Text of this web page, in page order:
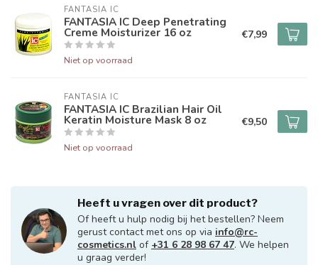
FANTASIA IC
FANTASIA IC Deep Penetrating
Creme Moisturizer 16 oz
Niet op voorraad
€7,99
FANTASIA IC
FANTASIA IC Brazilian Hair Oil
Keratin Moisture Mask 8 oz
Niet op voorraad
€9,50
Heeft u vragen over dit product?
Of heeft u hulp nodig bij het bestellen? Neem
gerust contact met ons op via info@rc-
cosmetics.nl of +31 6 28 98 67 47. We helpen
u graag verder!